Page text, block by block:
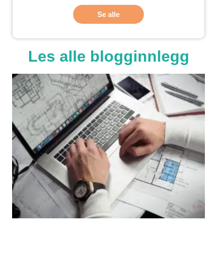
Se alle
Les alle blogginnlegg